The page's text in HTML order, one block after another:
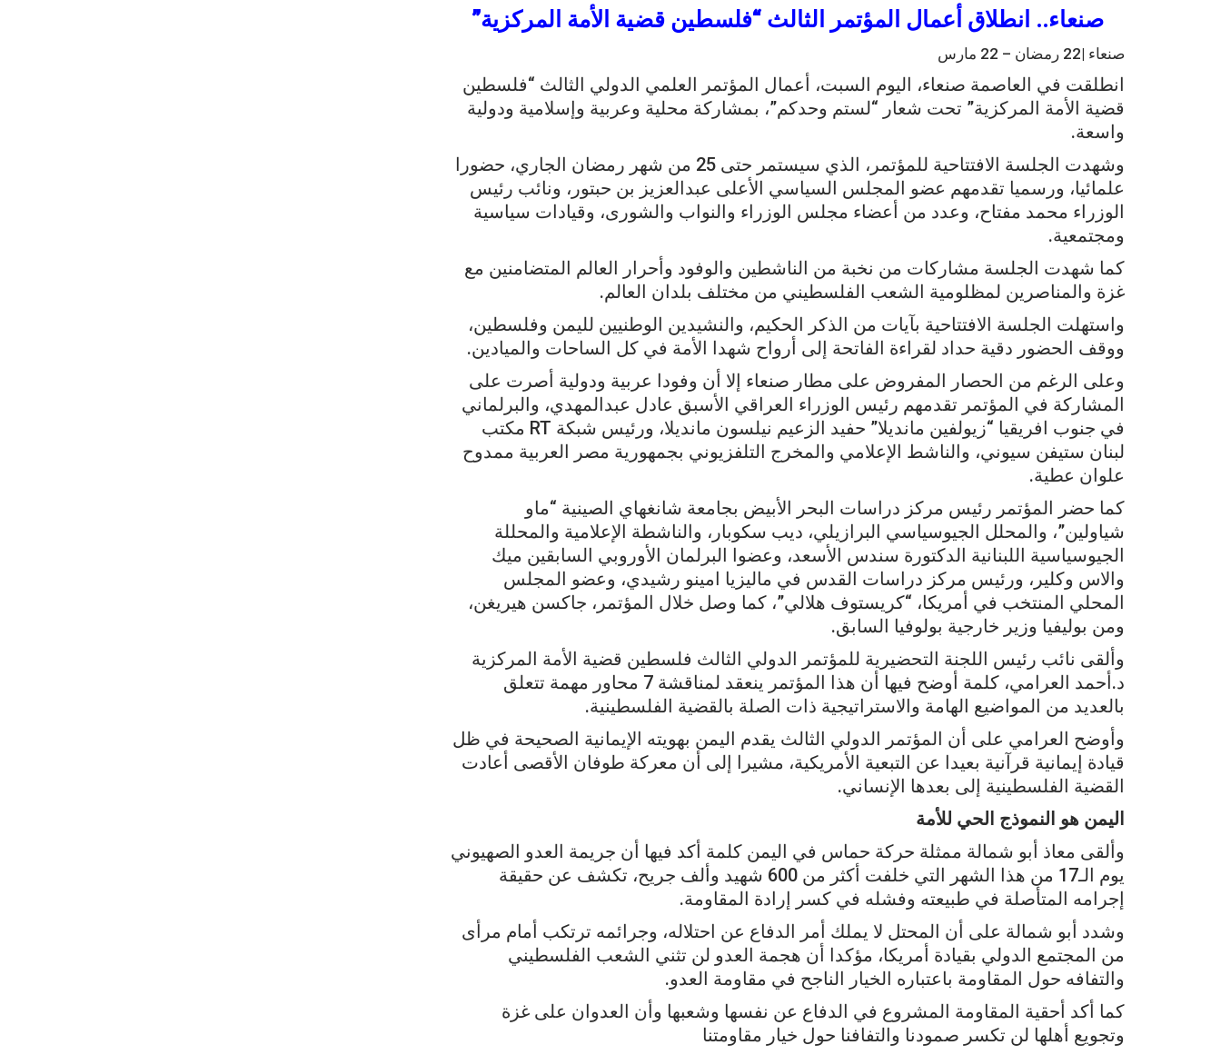
صنعاء.. انطلاق أعمال المؤتمر الثالث “فلسطين قضية الأمة المركزية”
صنعاء |22 رمضان – 22 مارس
انطلقت في العاصمة صنعاء، اليوم السبت، أعمال المؤتمر العلمي الدولي الثالث “فلسطين
قضية الأمة المركزية” تحت شعار “لستم وحدكم”، بمشاركة محلية وعربية وإسلامية ودولية
واسعة.
وشهدت الجلسة الافتتاحية للمؤتمر، الذي سيستمر حتى 25 من شهر رمضان الجاري، حضورا
علمائيا، ورسميا تقدمهم عضو المجلس السياسي الأعلى عبدالعزيز بن حبتور، ونائب رئيس
الوزراء محمد مفتاح، وعدد من أعضاء مجلس الوزراء والنواب والشورى، وقيادات سياسية
ومجتمعية.
كما شهدت الجلسة مشاركات من نخبة من الناشطين والوفود وأحرار العالم المتضامنين مع
غزة والمناصرين لمظلومية الشعب الفلسطيني من مختلف بلدان العالم.
واستهلت الجلسة الافتتاحية بآيات من الذكر الحكيم، والنشيدين الوطنيين لليمن وفلسطين،
ووقف الحضور دقية حداد لقراءة الفاتحة إلى أرواح شهدا الأمة في كل الساحات والميادين.
وعلى الرغم من الحصار المفروض على مطار صنعاء إلا أن وفودا عربية ودولية أصرت على
المشاركة في المؤتمر تقدمهم رئيس الوزراء العراقي الأسبق عادل عبدالمهدي، والبرلماني
في جنوب افريقيا “زيولفين مانديلا” حفيد الزعيم نيلسون مانديلا، ورئيس شبكة RT مكتب
لبنان ستيفن سيوني، والناشط الإعلامي والمخرج التلفزيوني بجمهورية مصر العربية ممدوح
علوان عطية.
كما حضر المؤتمر رئيس مركز دراسات البحر الأبيض بجامعة شانغهاي الصينية “ماو
شياولين”، والمحلل الجيوسياسي البرازيلي، ديب سكوبار، والناشطة الإعلامية والمحللة
الجيوسياسية اللبنانية الدكتورة سندس الأسعد، وعضوا البرلمان الأوروبي السابقين ميك
والاس وكلير، ورئيس مركز دراسات القدس في ماليزيا امينو رشيدي، وعضو المجلس
المحلي المنتخب في أمريكا، “كريستوف هلالي”، كما وصل خلال المؤتمر، جاكسن هيريغن،
ومن بوليفيا وزير خارجية بولوفيا السابق.
وألقى نائب رئيس اللجنة التحضيرية للمؤتمر الدولي الثالث فلسطين قضية الأمة المركزية
د.أحمد العرامي، كلمة أوضح فيها أن هذا المؤتمر ينعقد لمناقشة 7 محاور مهمة تتعلق
بالعديد من المواضيع الهامة والاستراتيجية ذات الصلة بالقضية الفلسطينية.
وأوضح العرامي على أن المؤتمر الدولي الثالث يقدم اليمن بهويته الإيمانية الصحيحة في ظل
قيادة إيمانية قرآنية بعيدا عن التبعية الأمريكية، مشيرا إلى أن معركة طوفان الأقصى أعادت
القضية الفلسطينية إلى بعدها الإنساني.
اليمن هو النموذج الحي للأمة
وألقى معاذ أبو شمالة ممثلة حركة حماس في اليمن كلمة أكد فيها أن جريمة العدو الصهيوني
يوم الـ17 من هذا الشهر التي خلفت أكثر من 600 شهيد وألف جريح، تكشف عن حقيقة
إجرامه المتأصلة في طبيعته وفشله في كسر إرادة المقاومة.
وشدد أبو شمالة على أن المحتل لا يملك أمر الدفاع عن احتلاله، وجرائمه ترتكب أمام مرأى
من المجتمع الدولي بقيادة أمريكا، مؤكدا أن هجمة العدو لن تثني الشعب الفلسطيني
والتفافه حول المقاومة باعتباره الخيار الناجح في مقاومة العدو.
كما أكد أحقية المقاومة المشروع في الدفاع عن نفسها وشعبها وأن العدوان على غزة
وتجويع أهلها لن تكسر صمودنا والتفافنا حول خيار مقاومتنا